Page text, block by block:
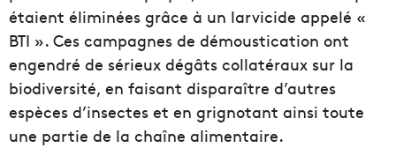
étaient éliminées grâce à un larvicide appelé «
BTI ». Ces campagnes de démoustication ont
engendré de sérieux dégâts collatéraux sur la
biodiversité, en faisant disparaître d’autres
espèces d’insectes et en grignotant ainsi toute
une partie de la chaîne alimentaire.